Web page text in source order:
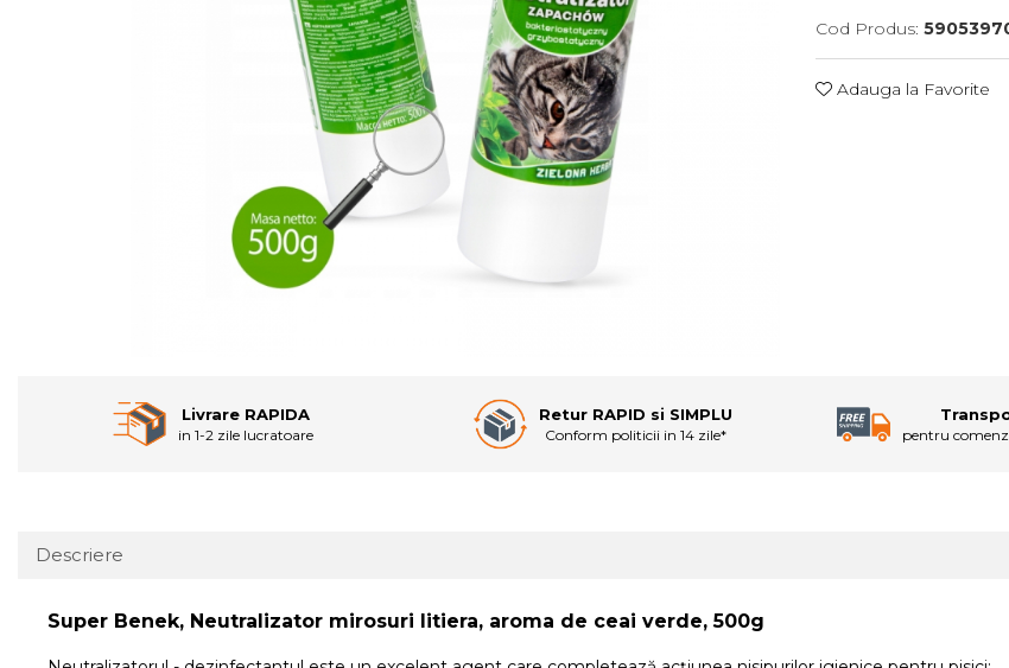
Cod Produs:
Adauga la Favorite
Livrare RAPIDA
in 1-2 zile lucratoare
Retur RAPID si SIMPLU
Conform politicii in 14 zile* pentru
Descriere
Super Benek, Neutralizator mirosuri litiera, aroma de ceai verde, 500g